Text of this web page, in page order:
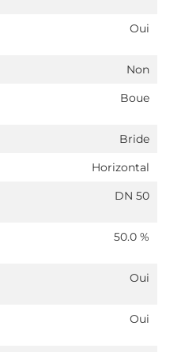
Oui
Non
Boue
Bride
Horizontal
DN 50
50.0 %
Oui
Oui